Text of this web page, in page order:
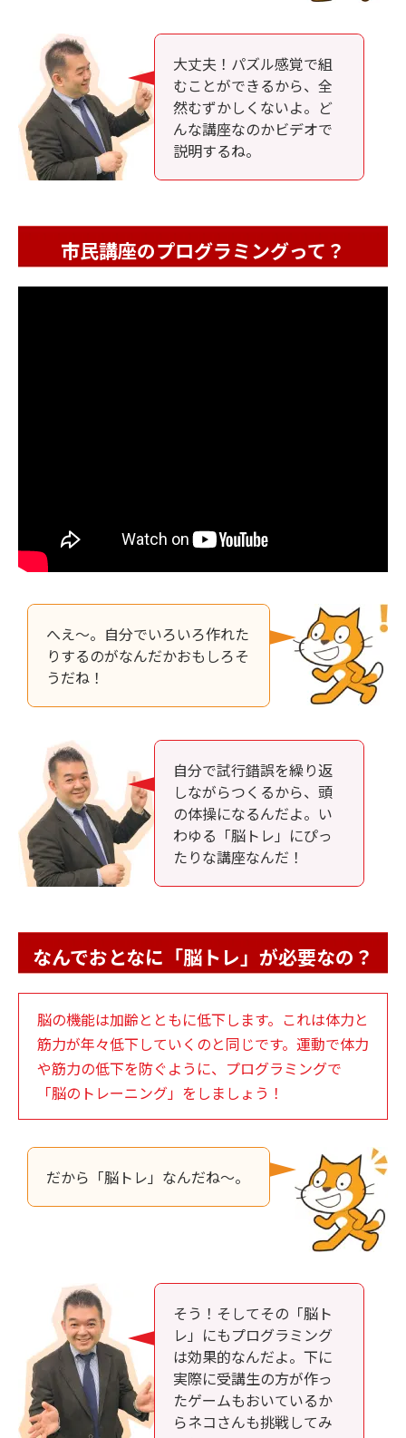
大丈夫！パズル感覚で組
むことができるから、全
然むずかしくないよ。ど
んな講座なのかビデオで
説明するね。
市民講座のプログラミングって？
へえ～。自分でいろいろ作れた
りするのがなんだかおもしろそ
うだね！
自分で試行錯誤を繰り返
しながらつくるから、頭
の体操になるんだよ。い
わゆる「脳トレ」にぴっ
たりな講座なんだ！
なんでおとなに「脳トレ」が必要なの？
脳の機能は加齢とともに低下します。これは体力と
筋力が年々低下していくのと同じです。運動で体力
や筋力の低下を防ぐように、プログラミングで
「脳のトレーニング」をしましょう！
だから「脳トレ」なんだね～。
そう！そしてその「脳ト
レ」にもプログラミング
は効果的なんだよ。下に
実際に受講生の方が作っ
たゲームもおいているか
らネコさんも挑戦してみ